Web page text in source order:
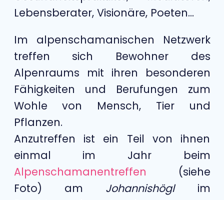
Lebensberater, Visionäre, Poeten...
Im alpenschamanischen Netzwerk
treffen sich Bewohner des
Alpenraums mit ihren besonderen
Fähigkeiten und Berufungen zum
Wohle von Mensch, Tier und
Pflanzen.
Anzutreffen ist ein Teil von ihnen
einmal im Jahr beim
Alpenschamanentreffen (siehe
Foto) am Johannishöglim